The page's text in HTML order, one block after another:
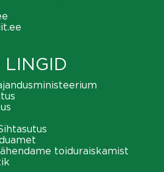
LINGID
toiduraiskamist